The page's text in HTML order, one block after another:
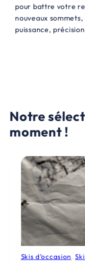
pour battre votre
nouveaux
puissance,
Notre
moment !
Skis d’occasion,